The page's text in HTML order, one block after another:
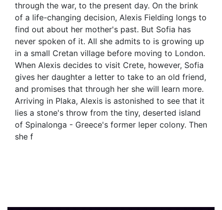
through the war, to the present day. On the brink
of a life-changing decision, Alexis Fielding longs to
find out about her mother's past. But Sofia has
never spoken of it. All she admits to is growing up
in a small Cretan village before moving to London.
When Alexis decides to visit Crete, however, Sofia
gives her daughter a letter to take to an old friend,
and promises that through her she will learn more.
Arriving in Plaka, Alexis is astonished to see that it
lies a stone's throw from the tiny, deserted island
of Spinalonga - Greece's former leper colony. Then
she f